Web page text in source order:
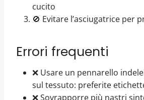
cucito
🚫 Evitare l’asciugatrice per
Errori frequenti
❌ Usare un pennarello
sul tessuto: preferite
❌ Sovrapporre più nastri